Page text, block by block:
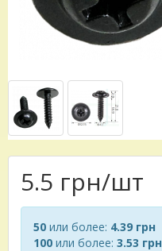
5.5 грн/шт
50 или более: 4.39 грн
100 или более: 3.53 грн